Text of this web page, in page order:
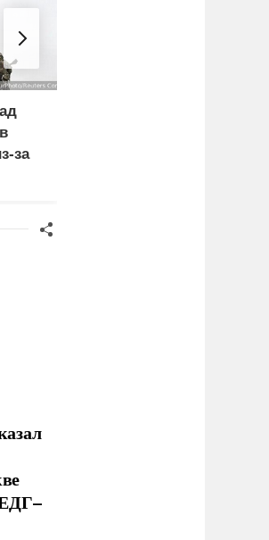
за